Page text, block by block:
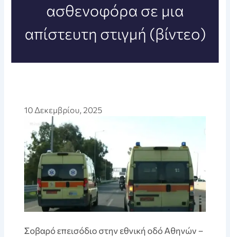
ασθενοφόρα σε μια
απίστευτη στιγμή (βίντεο)
10 Δεκεμβρίου, 2025
Σοβαρό επεισόδιο στην εθνική οδό Αθηνών –